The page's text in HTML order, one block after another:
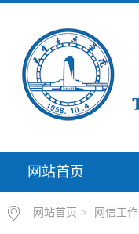
网站首页
网站首页 > 网信工作